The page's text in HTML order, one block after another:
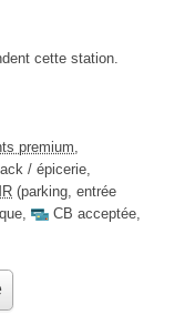
cette station.
premium,
/ épicerie,
(parking, entrée
, CB acceptée,